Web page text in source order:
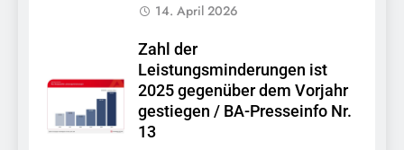
14. April 2026
Zahl der
Leistungsminderungen ist
2025 gegenüber dem Vorjahr
gestiegen / BA-Presseinfo Nr.
13